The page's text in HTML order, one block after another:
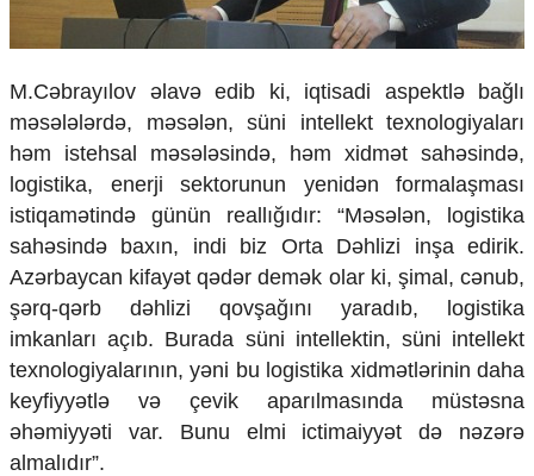
M.Cəbrayılov əlavə edib ki, iqtisadi aspektlə bağlı
məsələlərdə, məsələn, süni intellekt texnologiyaları
həm istehsal məsələsində, həm xidmət sahəsində,
logistika, enerji sektorunun yenidən formalaşması
istiqamətində günün reallığıdır: “Məsələn, logistika
sahəsində baxın, indi biz Orta Dəhlizi inşa edirik.
Azərbaycan kifayət qədər demək olar ki, şimal, cənub,
şərq-qərb dəhlizi qovşağını yaradıb, logistika
imkanları açıb. Burada süni intellektin, süni intellekt
texnologiyalarının, yəni bu logistika xidmətlərinin daha
keyfiyyətlə və çevik aparılmasında müstəsna
əhəmiyyəti var. Bunu elmi ictimaiyyət də nəzərə
almalıdır”.